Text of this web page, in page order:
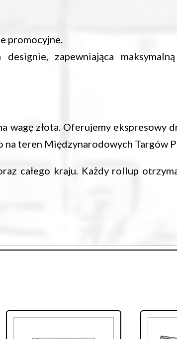
promocyjne.
zapewniająca
wagę złota. Oferujemy ekspresowy
teren Międzynarodowych Targów
całego kraju. Każdy rollup